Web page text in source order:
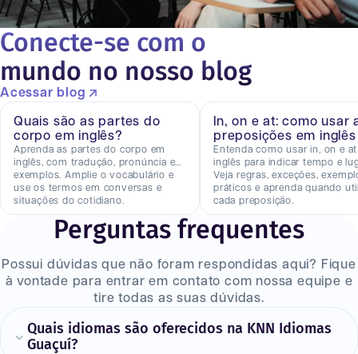
Conecte-se com o
mundo no nosso blog
Acessar blog
Quais são as partes do
corpo em inglês?
Aprenda as partes do corpo em
inglês, com tradução, pronúncia e
exemplos. Amplie o vocabulário e
use os termos em conversas e
situações do cotidiano.
In, on e at: como usar
preposições em inglês
Entenda como usar in, on e
inglês para indicar tempo e
Veja regras, exceções,
práticos e aprenda quando
cada preposição.
Perguntas frequentes
Possui dúvidas que não foram respondidas aqui? Fique
à vontade para entrar em contato com nossa equipe e
tire todas as suas dúvidas.
Quais idiomas são oferecidos na KNN Idiomas
Guaçuí?